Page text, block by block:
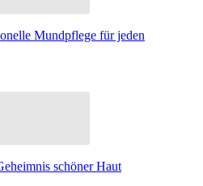
Mundpflege für jeden
schöner Haut